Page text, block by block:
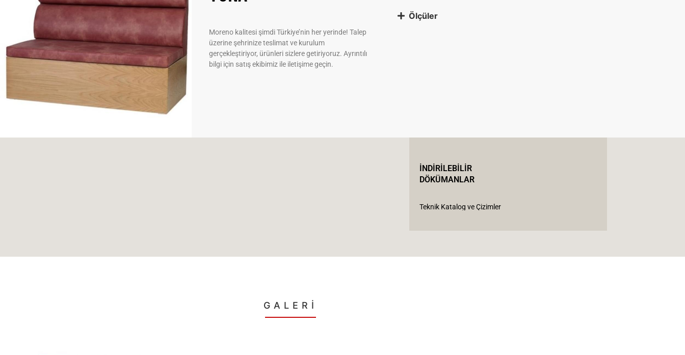
Moreno kalitesi şimdi Türkiye’nin her yerinde! Talep
üzerine şehrinize teslimat ve kurulum
gerçekleştiriyor, ürünleri sizlere getiriyoruz. Ayrıntılı
bilgi için satış ekibimiz ile iletişime geçin.
Ölçüler
İNDİRİLEBİLİR
DÖKÜMANLAR
Teknik Katalog ve Çizimler
GALERİ